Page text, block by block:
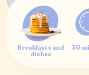
Breakfasts and
dishes
30